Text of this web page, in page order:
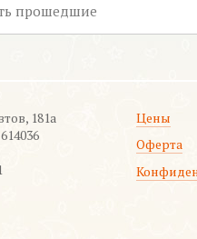
прошедшие
181а
Цены
Оферта